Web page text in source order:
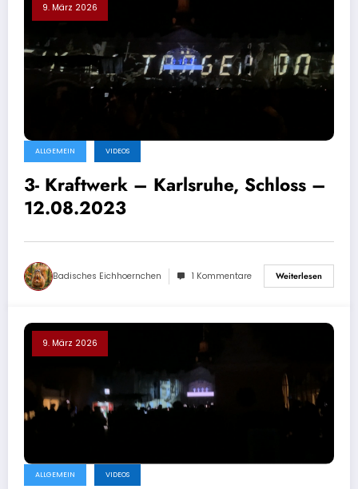
9. März 2026
ALLGEMEIN VIDEOS
3- Kraftwerk – Karlsruhe, Schloss –
12.08.2023
Badisches Eichhoernchen 1 Kommentare Weiterlesen
9. März 2026
ALLGEMEIN VIDEOS